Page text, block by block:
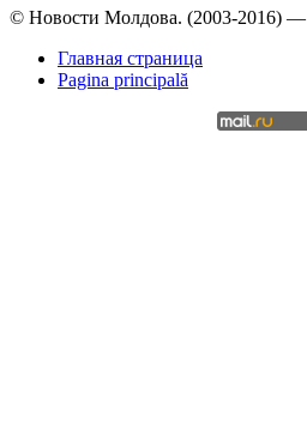
© Новости Молдова. (2003-2016) —
Главная страница
Pagina principală